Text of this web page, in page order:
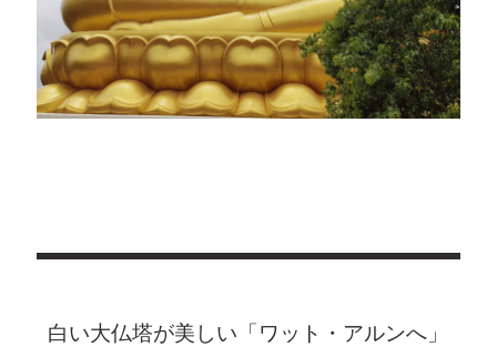
白い大仏塔が美しい「ワット・アルンへ」